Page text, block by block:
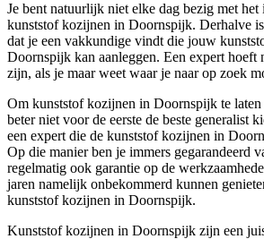
Je bent natuurlijk niet elke dag bezig met
kunststof kozijnen in Doornspijk. Derhalve
dat je een vakkundige vindt die jouw
Doornspijk kan aanleggen. Een expert hoeft
zijn, als je maar weet waar je naar op zoek
Om kunststof kozijnen in Doornspijk te laten
beter niet voor de eerste de beste generalist
een expert die de kunststof kozijnen in
Op die manier ben je immers gegarandeerd
regelmatig ook garantie op de
jaren namelijk onbekommerd kunnen
kunststof kozijnen in Doornspijk.
Kunststof kozijnen in Doornspijk zijn een